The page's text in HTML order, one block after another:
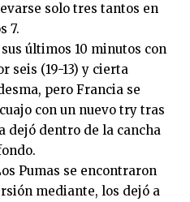
solo tres tantos en
7.
últimos 10 minutos con
seis (19-13) y cierta
pero Francia se
con un nuevo try tras
dejó dentro de la cancha
Pumas se encontraron
mediante, los dejó a